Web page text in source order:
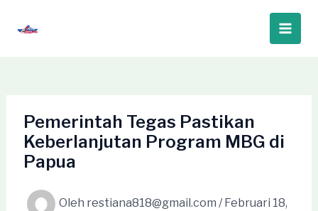
Main
Pemerintah Tegas Pastikan
Keberlanjutan Program MBG di
Papua
Oleh restiana818@gmail.com / Februari 18,